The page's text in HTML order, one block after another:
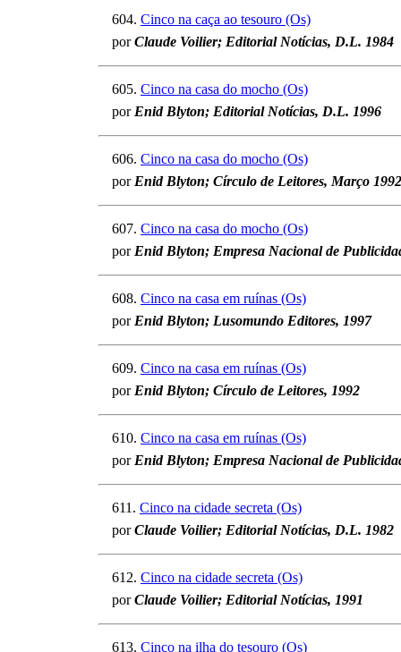
604. Cinco na caça ao tesouro (Os)
porClaude Voilier; Editorial Notícias, D.L. 1984
605. Cinco na casa do mocho (Os)
por Enid Blyton; Editorial Notícias, D.L. 1996
606. Cinco na casa do mocho (Os)
por Enid Blyton; Círculo de Leitores, Março 1992
607. Cinco na casa do mocho (Os)
por Enid Blyton; Empresa Nacional de
608. Cinco na casa em ruínas (Os)
por Enid Blyton; Lusomundo Editores, 1997
609. Cinco na casa em ruínas (Os)
por Enid Blyton; Círculo de Leitores, 1992
610. Cinco na casa em ruínas (Os)
por Enid Blyton; Empresa Nacional de
611. Cinco na cidade secreta (Os)
porClaude Voilier; Editorial Notícias, D.L. 1982
612. Cinco na cidade secreta (Os)
porClaude Voilier; Editorial Notícias, 1991
613. Cinco na ilha do tesouro (Os)